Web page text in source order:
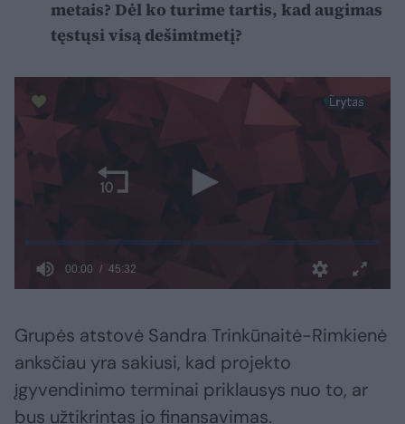
metais? Dėl ko turime tartis, kad augimas
tęstųsi visą dešimtmetį?
Grupės atstovė Sandra Trinkūnaitė-Rimkienė
anksčiau yra sakiusi, kad projekto
įgyvendinimo terminai priklausys nuo to, ar
bus užtikrintas jo finansavimas.